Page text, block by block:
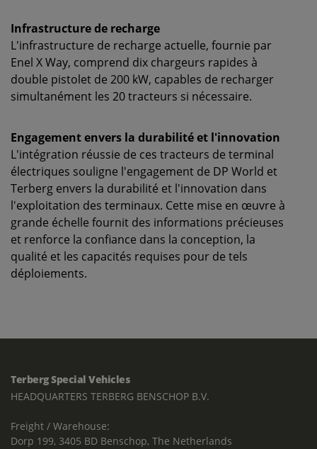
Infrastructure de recharge
L'infrastructure de recharge actuelle, fournie par
Enel X Way, comprend dix chargeurs rapides à
double pistolet de 200 kW, capables de recharger
simultanément les 20 tracteurs si nécessaire.
Engagement envers la durabilité et l'innovation
L'intégration réussie de ces tracteurs de terminal
électriques souligne l'engagement de DP World et
Terberg envers la durabilité et l'innovation dans
l'exploitation des terminaux. Cette mise en œuvre à
grande échelle fournit des informations précieuses
et renforce la confiance dans la conception, la
qualité et les capacités requises pour de tels
déploiements.
Terberg Special Vehicles
HEADQUARTERS TERBERG BENSCHOP B.V.
Freight / Warehouse:
Dorp 199, 3405 BD Benschop, The Netherlands